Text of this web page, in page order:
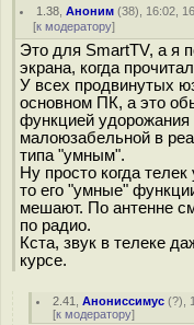
1.38 ,Аноним (38), 16:02,
[к модератору]
Это для SmartTV, а я
экрана, когда
У всех продвинутых
основном ПК, а это
функцией удорожания
малоюзабельной в
типа "умным".
Ну просто когда
то его "умные"
мешают. По антенне
по радио.
Кста, звук в телеке
курсе.
2.41 ,Анониссимус (?),
[к модератору]